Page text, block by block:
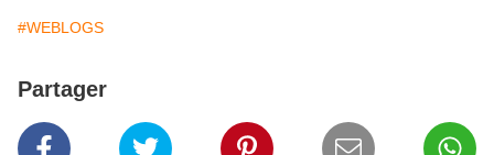
#WEBLOGS
Partager